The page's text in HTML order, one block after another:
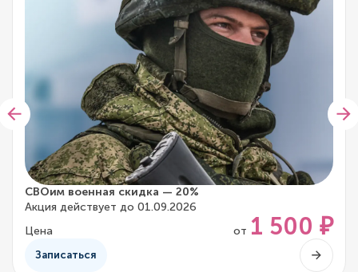
СВОим военная скидка — 20%
Акция действует до 01.09.2026
Цена
от 1 500 ₽
Записаться